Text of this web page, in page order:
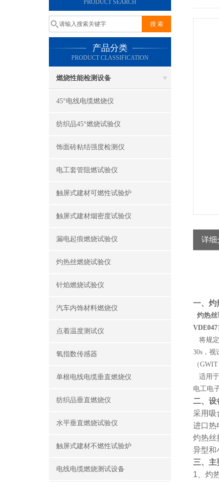
PRODUCT SEARCH
产品分类
PRODUCT CLASSIFICATION
燃烧性能检测设备
45°电线电缆燃烧仪
纺织品45°燃烧试验仪
饰面砖粘结强度检测仪
电工套管阻燃试验仪
触屏式建材可燃性试验炉
触屏式建材烟密度试验仪
漏电起痕燃烧试验仪
灼热丝燃烧试验仪
针焰燃烧试验仪
汽车内饰材料燃烧仪
点着温度测试仪
氧指数传感器
单根电线电缆垂直燃烧仪
纺织品垂直燃烧仪
水平垂直燃烧试验仪
触屏式建材不燃性试验炉
电线电缆燃烧测试设备
详细
一、灼
灼热丝
将规
30s，
（
适用
电工电
二、 设
采用吸
进口热
灼热丝
异型和
三、 主
1、灼